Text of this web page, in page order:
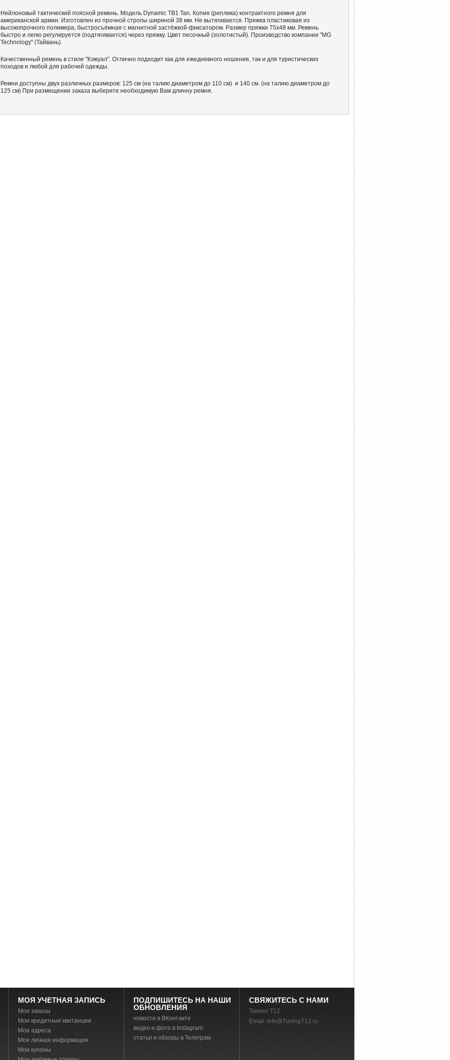
Нейлоновый тактический поясной ремень. Модель Dynamic TB1 Tan. Копия (реплика) контрактного ремня для
американской армии. Изготовлен из прочной стропы шириной 38 мм. Не вытягивается. Пряжка пластиковая из
высокопрочного полимера, быстросъёмная с магнитной застёжкой-фиксатором. Размер пряжки 75х48 мм. Ремень
быстро и легко регулируется (подтягивается) через пряжку. Цвет песочный (золотистый). Производство компании "MG
Technology" (Тайвань).
Качественный ремень в стиле "Кэжуал". Отлично подходит как для ежедневного ношения, так и для туристических
походов и любой для рабочей одежды.
Ремни доступны двух различных размеров: 125 см (на талию диаметром до 110 см) и 140 см. (на талию диаметром до
125 см) При размещении заказа выберите необходимую Вам длинну ремня.
МОЯ УЧЕТНАЯ ЗАПИСЬ
Мои заказы
Мои кредитные квитанции
Мои адреса
Моя личная информация
Мои купоны
ПОДПИШИТЕСЬ НА НАШИ
ОБНОВЛЕНИЯ
новости в ВКонтакте
видео и фото в Instagram
статьи и обзоры в Телеграм
СВЯЖИТЕСЬ С НАМИ
Тюнинг T12
Email: info@TuningT12.ru